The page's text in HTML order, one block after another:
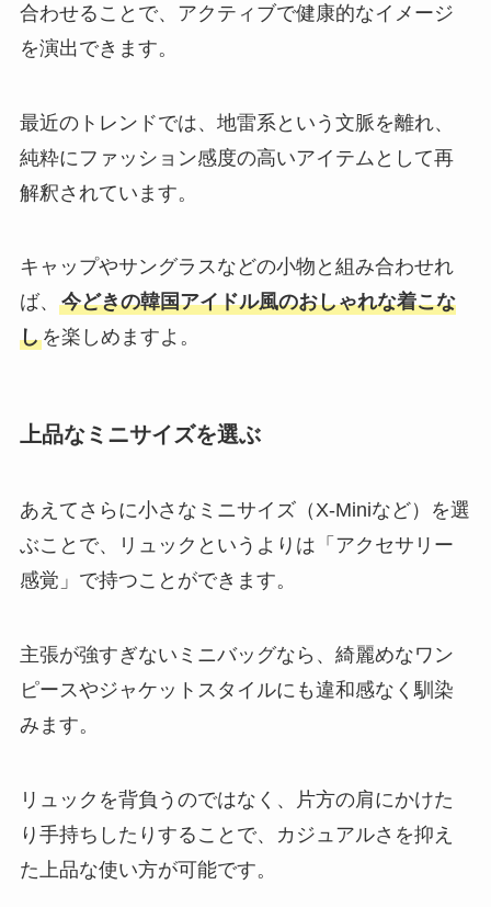
合わせることで、アクティブで健康的なイメージ
を演出できます。
最近のトレンドでは、地雷系という文脈を離れ、
純粋にファッション感度の高いアイテムとして再
解釈されています。
キャップやサングラスなどの小物と組み合わせれ
ば、 今どきの韓国アイドル風のおしゃれな着こな
しを楽しめますよ。
上品なミニサイズを選ぶ
あえてさらに小さなミニサイズ（X-Miniなど）を選
ぶことで、リュックというよりは「アクセサリー
感覚」で持つことができます。
主張が強すぎないミニバッグなら、綺麗めなワン
ピースやジャケットスタイルにも違和感なく馴染
みます。
リュックを背負うのではなく、片方の肩にかけた
り手持ちしたりすることで、カジュアルさを抑え
た上品な使い方が可能です。